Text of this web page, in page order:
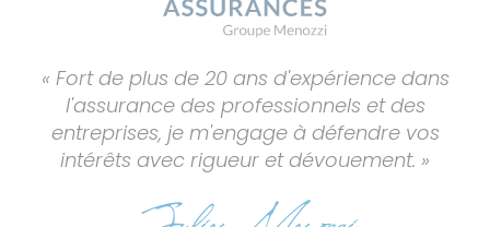
« Fort de plus de 20 ans d'expérience dans
l'assurance des professionnels et des
entreprises, je m'engage à défendre vos
intérêts avec rigueur et dévouement. »